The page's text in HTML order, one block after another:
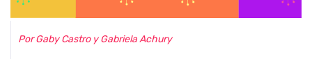
Por Gaby Castro y Gabriela Achury